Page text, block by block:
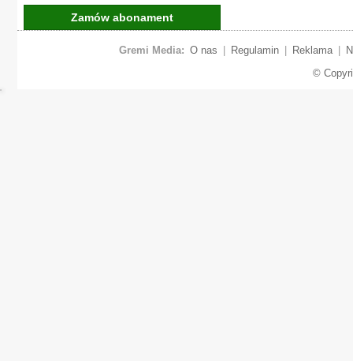
Zamów abonament
Gremi Media: O nas Regulamin Reklama
©